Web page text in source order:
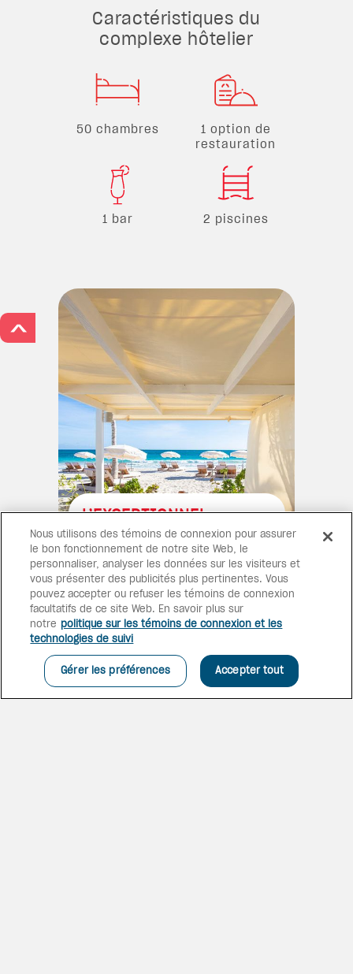
Caractéristiques du
complexe hôtelier
50 chambres
1 option de
restauration
1 bar 2 piscines
L’EXCEPTIONNEL
ESMERALDA
Avec son architecture
d’inspiration coloniale, ce
complexe propose 50
chambres et suites réparties
dans 14 villas luxueuses.
Chacune d’entre elles dispose
d’une piscine semi-privée de
taille normale.
Nous utilisons des témoins de connexion pour assurer
le bon fonctionnement de notre site Web, le
personnaliser, analyser les données sur les visiteurs et
vous présenter des publicités plus pertinentes. Vous
pouvez accepter ou refuser les témoins de connexion
facultatifs de ce site Web. En savoir plus sur
notre politique sur les témoins de connexion et les
technologies de suivi
Gérer les préférences Accepter tout